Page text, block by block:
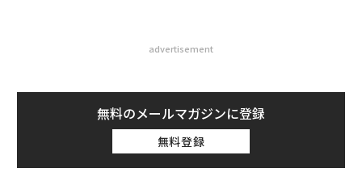
advertisement
無料のメールマガジンに登録
無料登録